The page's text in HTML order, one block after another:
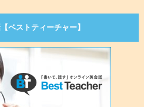
ベストティーチャー】